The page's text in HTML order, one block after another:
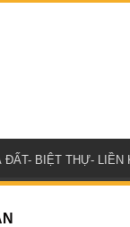
ĐẤT- BIỆT THỰ- LIỀN